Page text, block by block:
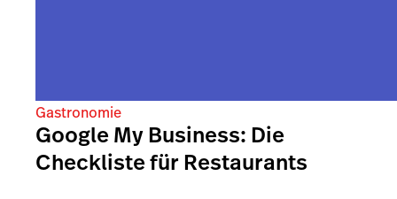
Gastronomie
Google My Business: Die
Checkliste für Restaurants